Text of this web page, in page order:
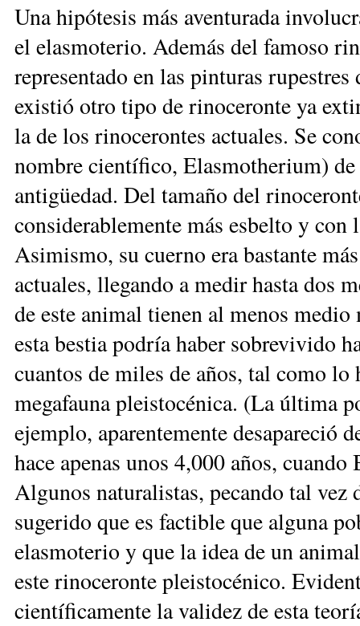
Una hipótesis más aventurada
el elasmoterio. Además del famoso
representado en las pinturas
existió otro tipo de rinoceronte ya
la de los rinocerontes actuales. Se
nombre científico, Elasmotherium)
antigüedad. Del tamaño del
considerablemente más esbelto y con
Asimismo, su cuerno era bastante
actuales, llegando a medir hasta dos
de este animal tienen al menos
esta bestia podría haber sobrevivido
cuantos de miles de años, tal como
megafauna pleistocénica. (La última
ejemplo, aparentemente desapareció
hace apenas unos 4,000 años,
Algunos naturalistas, pecando tal
sugerido que es factible que alguna
elasmoterio y que la idea de un
este rinoceronte pleistocénico.
científicamente la validez de esta